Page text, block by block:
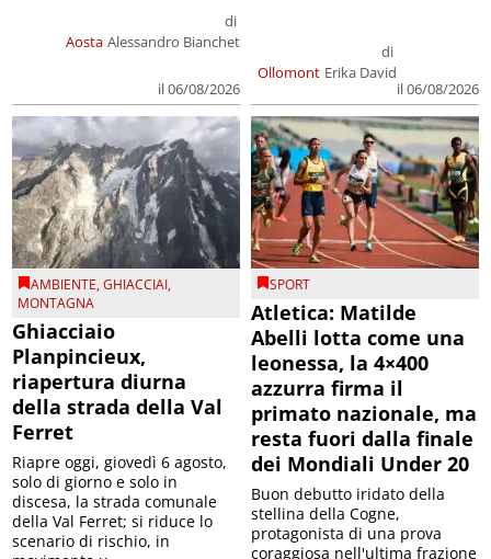
Aosta
di
Alessandro Bianchet
il 06/08/2026
Ollomont
di
Erika David
il 06/08/2026
AMBIENTE,GHIACCIAI,
MONTAGNA
Ghiacciaio
Planpincieux,
riapertura diurna
della strada della Val
Ferret
Riapre oggi, giovedì 6 agosto,
solo di giorno e solo in
discesa, la strada comunale
della Val Ferret; si riduce lo
scenario di rischio, in
SPORT
Atletica: Matilde
Abelli lotta come una
leonessa, la 4×400
azzurra firma il
primato nazionale, ma
resta fuori dalla finale
dei Mondiali Under 20
Buon debutto iridato della
stellina della Cogne,
protagonista di una prova
coraggiosa nell'ultima frazione